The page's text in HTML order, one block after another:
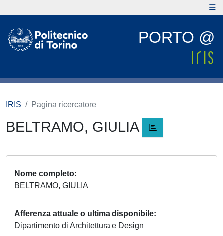
PORTO @
IRIS Pagina ricercatore
BELTRAMO, GIULIA
Nome completo
BELTRAMO, GIULIA
Afferenza attuale o ultima disponibile
Dipartimento di Architettura e Design